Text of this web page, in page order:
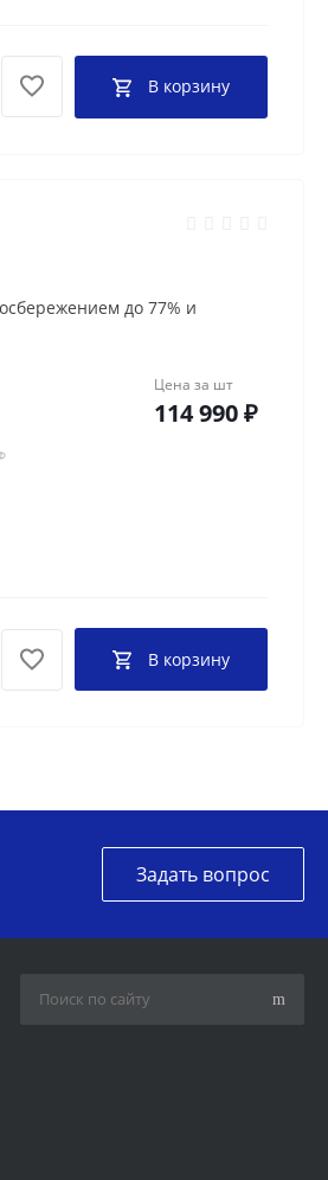
В корзину
до 77% и
Цена за шт
114 990 ₽
В корзину
Задать вопрос